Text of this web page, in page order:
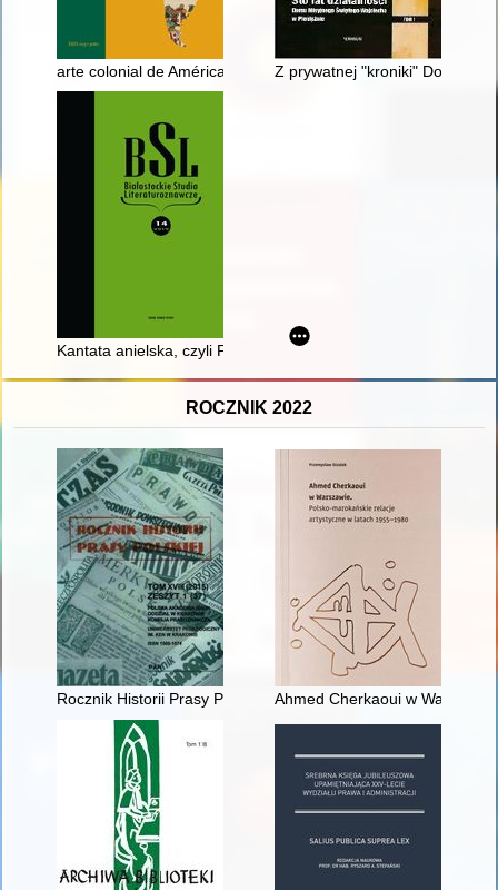
arte colonial de América Latina y los investigadores polacos.
Z prywatnej "kroniki" Domu
Kantata anielska, czyli Polemiczny dialog Zawieyskiego z
ROCZNIK 2022
Rocznik Historii Prasy Polskiej. T. 25, z. 1 (2022)
Ahmed Cherkaoui w